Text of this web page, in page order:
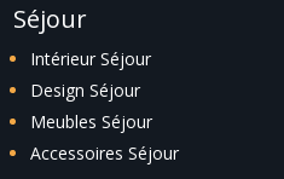
Séjour
Intérieur Séjour
Design Séjour
Meubles Séjour
Accessoires Séjour